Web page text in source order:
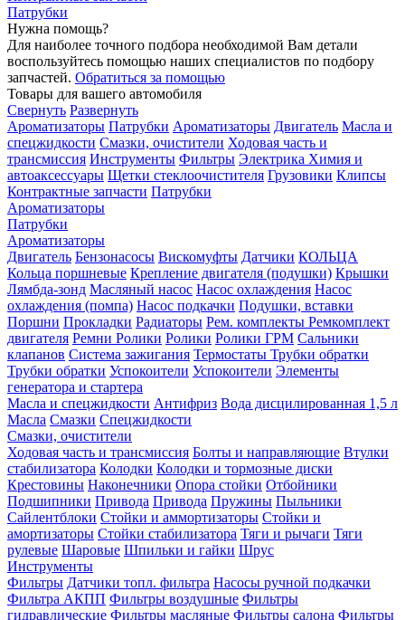
Патрубки
Нужна помощь?
Для наиболее точного подбора необходимой Вам детали
воспользуйтесь помощью наших специалистов по подбору
запчастей. Обратиться за помощью
Товары для вашего автомобиля
Свернуть Развернуть
Ароматизаторы Патрубки Ароматизаторы Двигатель Масла и
спецжидкости Смазки, очистители Ходовая часть и
трансмиссия Инструменты Фильтры Электрика Химия и
автоаксессуары Щетки стеклоочистителя Грузовики Клипсы
Контрактные запчасти Патрубки
Ароматизаторы
Патрубки
Ароматизаторы
Двигатель Бензонасосы Вискомуфты Датчики КОЛЬЦА
Кольца поршневые Крепление двигателя (подушки) Крышки
Лямбда-зонд Масляный насос Насос охлаждения Насос
охлаждения (помпа) Насос подкачки Подушки, вставки
Поршни Прокладки Радиаторы Рем. комплекты Ремкомплект
двигателя Ремни Ролики Ролики Ролики ГРМ Сальники
клапанов Система зажигания Термостаты Трубки обратки
Трубки обратки Успокоители Успокоители Элементы
генератора и стартера
Масла и спецжидкости Антифриз Вода дисцилированная 1,5 л
Масла Смазки Спецжидкости
Смазки, очистители
Ходовая часть и трансмиссия Болты и направляющие Втулки
стабилизатора Колодки Колодки и тормозные диски
Крестовины Наконечники Опора стойки Отбойники
Подшипники Привода Привода Пружины Пыльники
Сайлентблоки Стойки и аммортизаторы Стойки и
амортизаторы Стойки стабилизатора Тяги и рычаги Тяги
рулевые Шаровые Шпильки и гайки Шрус
Инструменты
Фильтры Датчики топл. фильтра Насосы ручной подкачки
Фильтра АКПП Фильтры воздушные Фильтры
гидравлические Фильтры масляные Фильтры салона Фильтры